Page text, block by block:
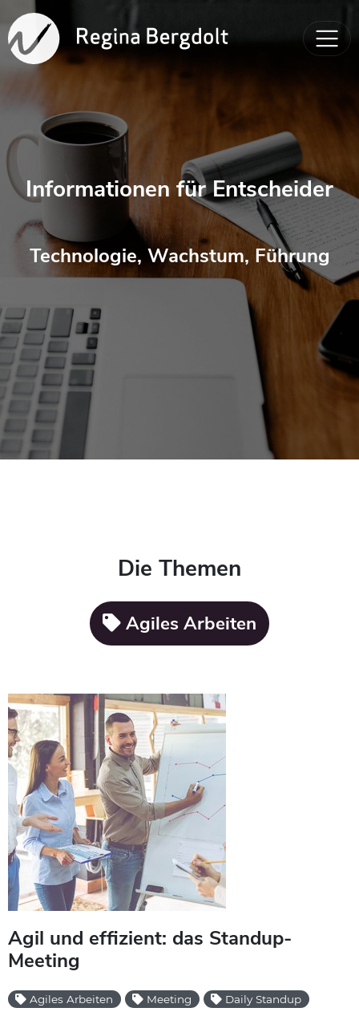
Informationen für Entscheider
Technologie, Wachstum, Führung
Die Themen
Agiles Arbeiten
Agil und effizient: das Standup-
Meeting
Agiles Arbeiten Meeting Daily Standup